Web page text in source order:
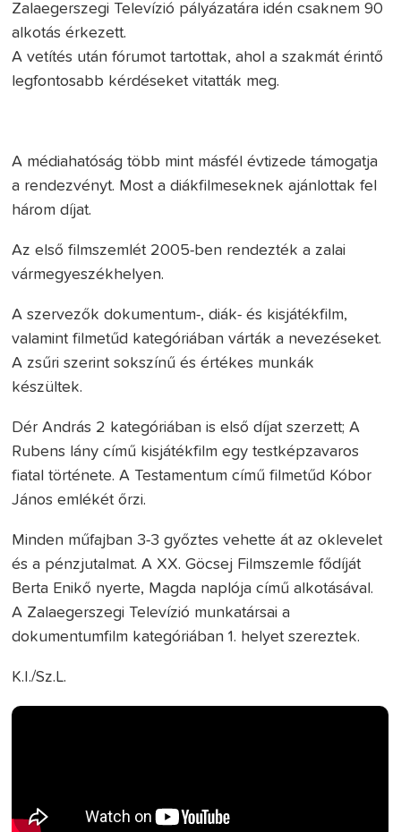
Zalaegerszegi Televízió pályázatára idén csaknem 90
alkotás érkezett.
A vetítés után fórumot tartottak, ahol a szakmát érintő
legfontosabb kérdéseket vitatták meg.
A médiahatóság több mint másfél évtizede támogatja
a rendezvényt. Most a diákfilmeseknek ajánlottak fel
három díjat.
Az első filmszemlét 2005-ben rendezték a zalai
vármegyeszékhelyen.
A szervezők dokumentum-, diák- és kisjátékfilm,
valamint filmetűd kategóriában várták a nevezéseket.
A zsűri szerint sokszínű és értékes munkák
készültek.
Dér András 2 kategóriában is első díjat szerzett; A
Rubens lány című kisjátékfilm egy testképzavaros
fiatal története. A Testamentum című filmetűd Kóbor
János emlékét őrzi.
Minden műfajban 3-3 győztes vehette át az oklevelet
és a pénzjutalmat. A XX. Göcsej Filmszemle fődíját
Berta Enikő nyerte, Magda naplója című alkotásával.
A Zalaegerszegi Televízió munkatársai a
dokumentumfilm kategóriában 1. helyet szereztek.
K.I./Sz.L.